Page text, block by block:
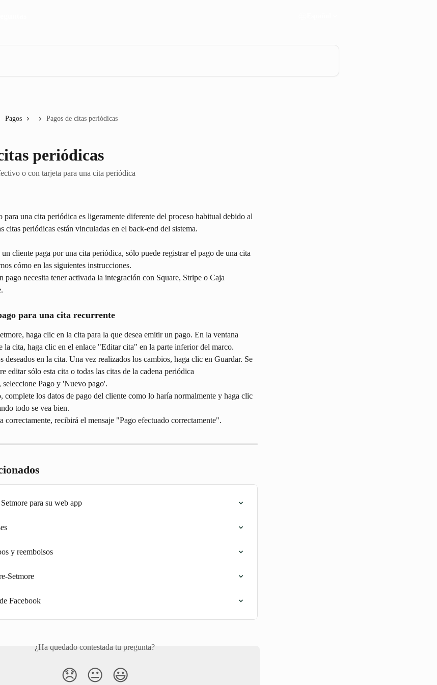
Pagos Pagos de citas periódicas
periódicas
o con tarjeta para una cita periódica
para una cita periódica es ligeramente diferente del proceso habitual debido al
citas periódicas están vinculadas en el back-end del sistema.
cliente paga por una cita periódica, sólo puede registrar el pago de una cita
cómo en las siguientes instrucciones.
pago necesita tener activada la integración con Square, Stripe o Caja
para una cita recurrente
haga clic en la cita para la que desea emitir un pago. En la ventana
la cita, haga clic en el enlace "Editar cita" en la parte inferior del marco.
deseados en la cita. Una vez realizados los cambios, haga clic en Guardar. Se
editar sólo esta cita o todas las citas de la cadena periódica
Pago y 'Nuevo pago'.
complete los datos de pago del cliente como lo haría normalmente y haga clic
todo se vea bien.
correctamente, recibirá el mensaje "Pago efectuado correctamente".
para su web app
y reembolsos
Setmore
Facebook
¿Ha quedado contestada tu pregunta?
😞 😐 😃